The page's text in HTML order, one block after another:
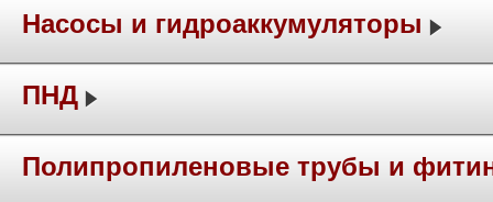
Насосы и гидроаккумуляторы
ПНД
Полипропиленовые трубы и